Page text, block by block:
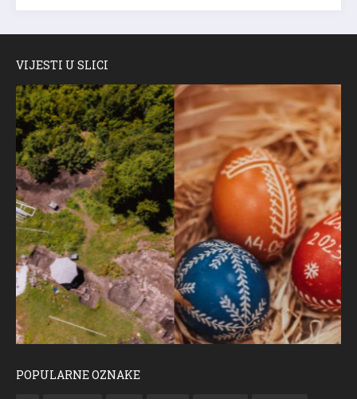
VIJESTI U SLICI
POPULARNE OZNAKE